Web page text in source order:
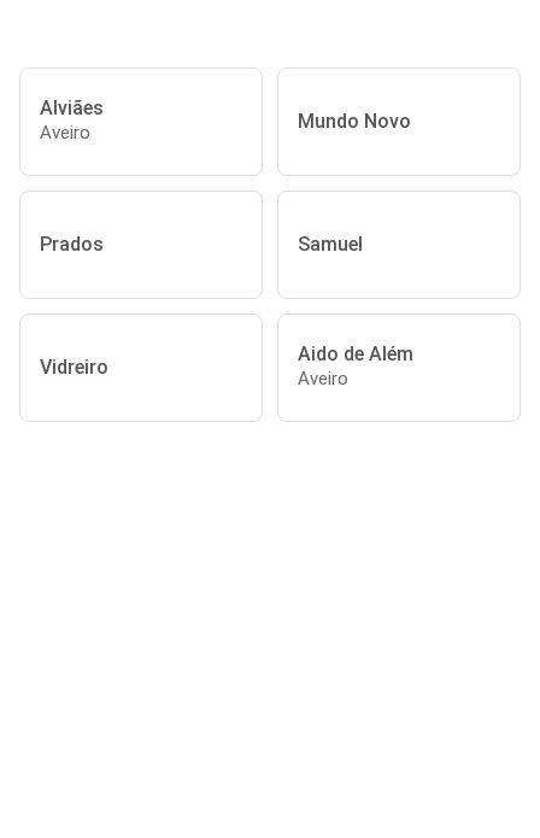
Alviães
Aveiro Mundo Novo
Prados Samuel
Vidreiro
Aido de Além
Aveiro